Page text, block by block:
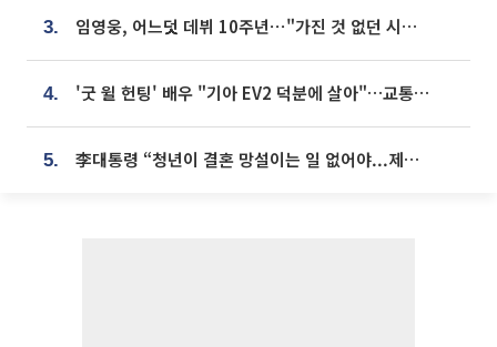
3. 임영웅, 어느덧 데뷔 10주년⋯"가진 것 없던 시절, 내 앞엔 20명의 팬뿐"
4. '굿 윌 헌팅' 배우 "기아 EV2 덕분에 살아"…교통사고 후 안전성 극찬
5. 李대통령 “청년이 결혼 망설이는 일 없어야...제도상 불이익 조사”